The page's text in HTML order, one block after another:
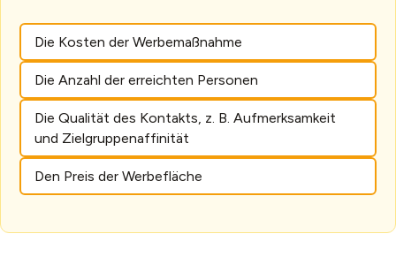
Die Kosten der Werbemaßnahme
Die Anzahl der erreichten Personen
Die Qualität des Kontakts, z. B. Aufmerksamkeit
und Zielgruppenaffinität
Den Preis der Werbefläche